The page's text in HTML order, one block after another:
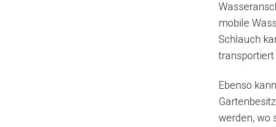
mobile
Schlauch
transportiert
Ebenso
werden, wo